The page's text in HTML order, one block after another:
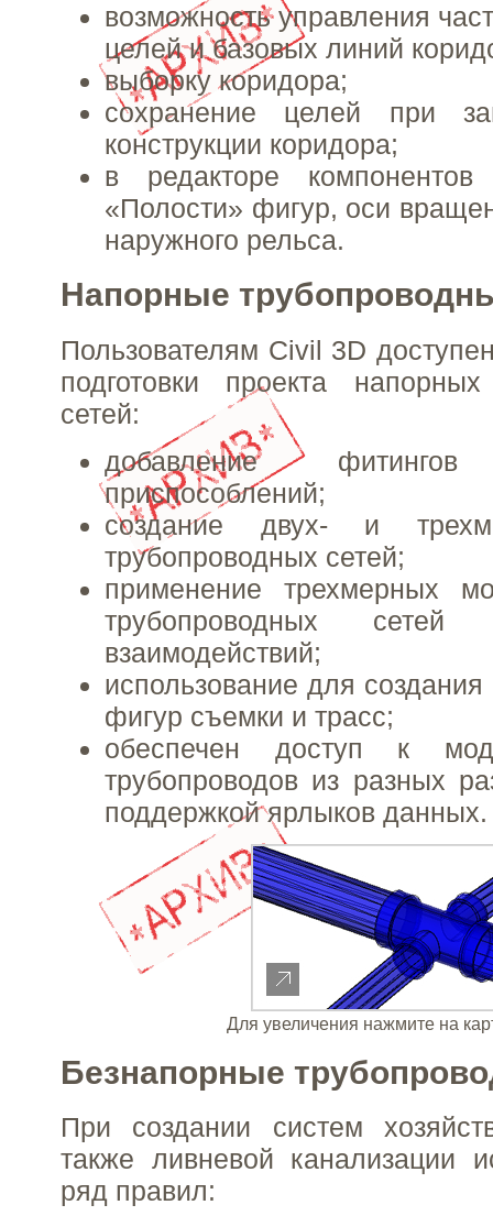
возможность управления
целей и базовых линий
выборку коридора;
сохранение целей при
конструкции коридора;
в редакторе компонентов
«Полости» фигур, оси
наружного рельса.
Напорные
Пользователям Civil 3D
подготовки проекта
сетей:
добавление
приспособлений;
создание двух- и
трубопроводных сетей;
применение трехмерных
трубопроводных
взаимодействий;
использование для
фигур съемки и трасс;
обеспечен доступ к
трубопроводов из разных
поддержкой ярлыков данных.
Для увеличения нажмите на
Безнапорные
При создании систем
также ливневой канализации
ряд правил: